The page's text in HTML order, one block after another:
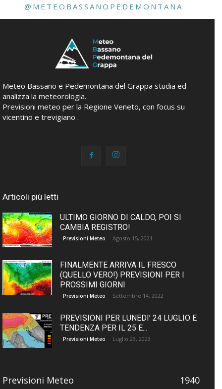
@METEOBASSANOPEDEMONTANA
Meteo Bassano e Pedemontana del Grappa studia ed
analizza la meteorologia.
Previsioni meteo per la Regione Veneto, con focus su
vicentino e trevigiano .
Articoli più letti
ULTIMO GIORNO DI CALDO, POI SI
CAMBIA REGISTRO!
Previsioni Meteo Agosto 15, 2021
FINALMENTE ARRIVA IL FRESCO
(QUELLO VERO!) PREVISIONI PER I
PROSSIMI GIORNI
Previsioni Meteo Settembre 14, 2022
PREVISIONI PER LUNEDI’ 24 LUGLIO E
TENDENZA PER IL 25 E...
Previsioni Meteo Luglio 23, 2023
Previsioni Meteo 1940